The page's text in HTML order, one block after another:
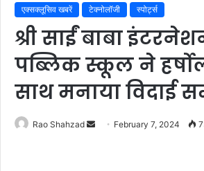
एक्सक्लूसिव खबरें टेक्नोलॉजी स्पोर्ट्स
श्री साईं बाबा
पब्लिक स्कूल ने
साथ मनाया विदाई
Rao Shahzad
Send February 7, 2024